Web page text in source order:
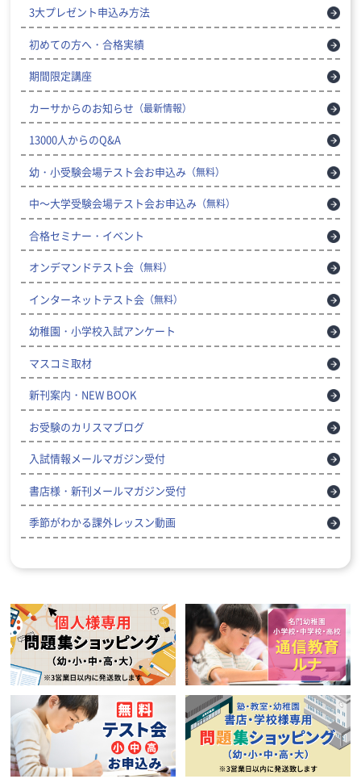
3大プレゼント申込み方法
初めての方へ・合格実績
期間限定講座
カーサからのお知らせ （最新情報）
13000人からのQ&A
幼・小受験会場テスト会お申込み （無料）
中～大学受験会場テスト会お申込み （無料）
合格セミナー・イベント
オンデマンドテスト会 （無料）
インターネットテスト会 （無料）
幼稚園・小学校入試アンケート
マスコミ取材
新刊案内・NEW BOOK
お受験のカリスマブログ
入試情報メールマガジン受付
書店様・新刊メールマガジン受付
季節がわかる課外レッスン動画